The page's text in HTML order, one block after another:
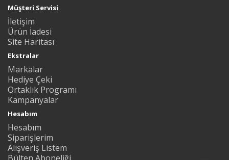
Müşteri Servisi
İletişim
Ürün İadesi
Site Haritası
Ekstralar
Markalar
Hediye Çeki
Ortaklık Programı
Kampanyalar
Hesabım
Hesabım
Siparişlerim
Alışveriş Listem
Bülten Aboneliği